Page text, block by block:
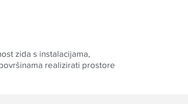
zida s instalacijama,
realizirati prostore